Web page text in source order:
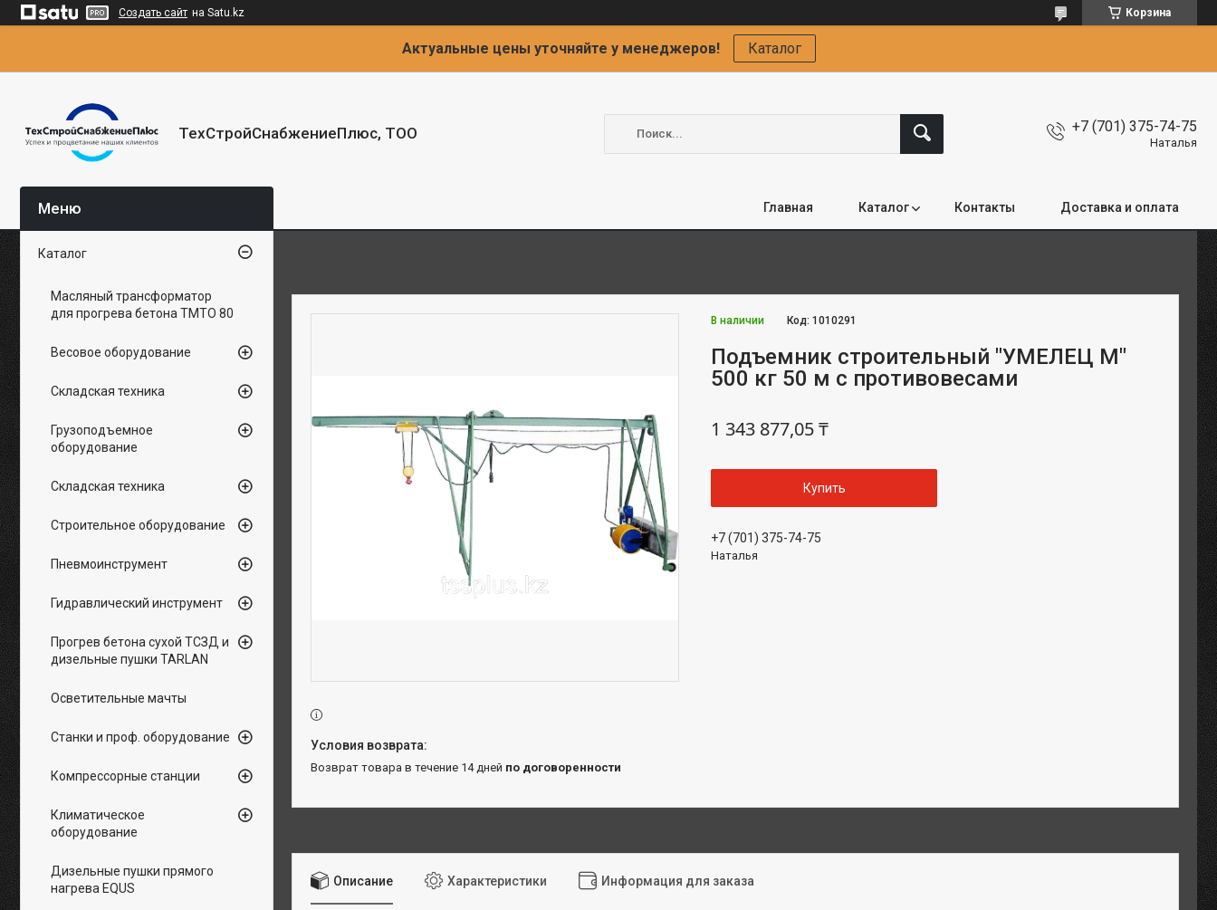
Создать сайт на Satu.kz Корзина
Актуальные цены уточняйте у менеджеров! Каталог
ТехСтройСнабжениеПлюс, ТОО +7 (701) 375-74-75
Наталья
Главная Каталог Контакты Доставка и оплата
В наличии Код:1010291
Подъемник строительный "УМЕЛЕЦ М"
500 кг 50 м с противовесами
1 343 877,05 ₸
Купить
+7 (701) 375-74-75
Наталья
возврат товара в течение 14 дней по договоренности
Описание Характеристики Информация для заказа
Каталог
Масляный трансформатор
для прогрева бетона ТМТО 80
Весовое оборудование
Складская техника
Грузоподъемное
оборудование
Складская техника
Строительное оборудование
Пневмоинструмент
Гидравлический инструмент
Прогрев бетона сухой ТСЗД и
дизельные пушки TARLAN
Осветительные мачты
Станки и проф. оборудование
Компрессорные станции
Климатическое
оборудование
Дизельные пушки прямого
нагрева EQUS